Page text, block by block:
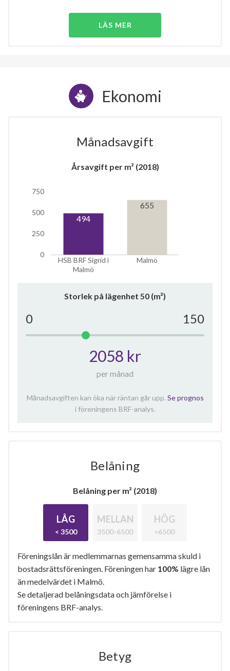
LÄS MER
Ekonomi
Månadsavgift
Årsavgift per m² (2018)
HSB BRF Sigrid i
Malmö
Malmö
0
250
500
750
494
655
Storlek på lägenhet 50 (m²)
0 150
2058 kr
per månad
Månadsavgiften kan öka när räntan går upp. Se prognos
i föreningens BRF-analys.
Belåning
Belåning per m² (2018)
LÅG
< 3500
MELLAN
3500-6500
HÖG
>6500
Föreningslån är medlemmarnas gemensamma skuld i
bostadsrättsföreningen. Föreningen har 100% lägre lån
än medelvärdet i Malmö.
Se detaljerad belåningsdata och jämförelse i
föreningens BRF-analys.
Betyg